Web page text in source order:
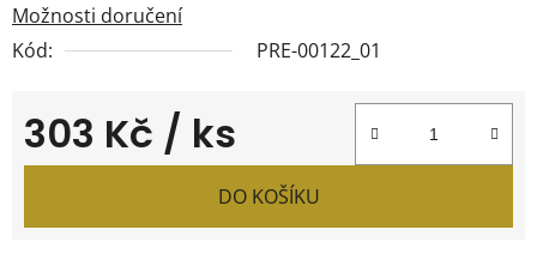
Možnosti doručení
Kód:
PRE-00122_01
303 Kč / ks
Měrná cena:
DO KOŠÍKU